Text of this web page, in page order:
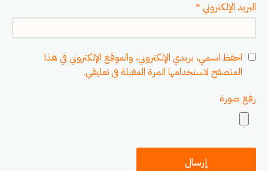
البريد الإلكتروني *
احفظ اسمي، بريدي الإلكتروني، والموقع الإلكتروني في هذا
المتصفح لاستخدامها المرة المقبلة في تعليقي.
رفع صورة